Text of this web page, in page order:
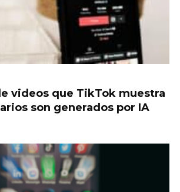
videos que TikTok muestra
son generados por IA